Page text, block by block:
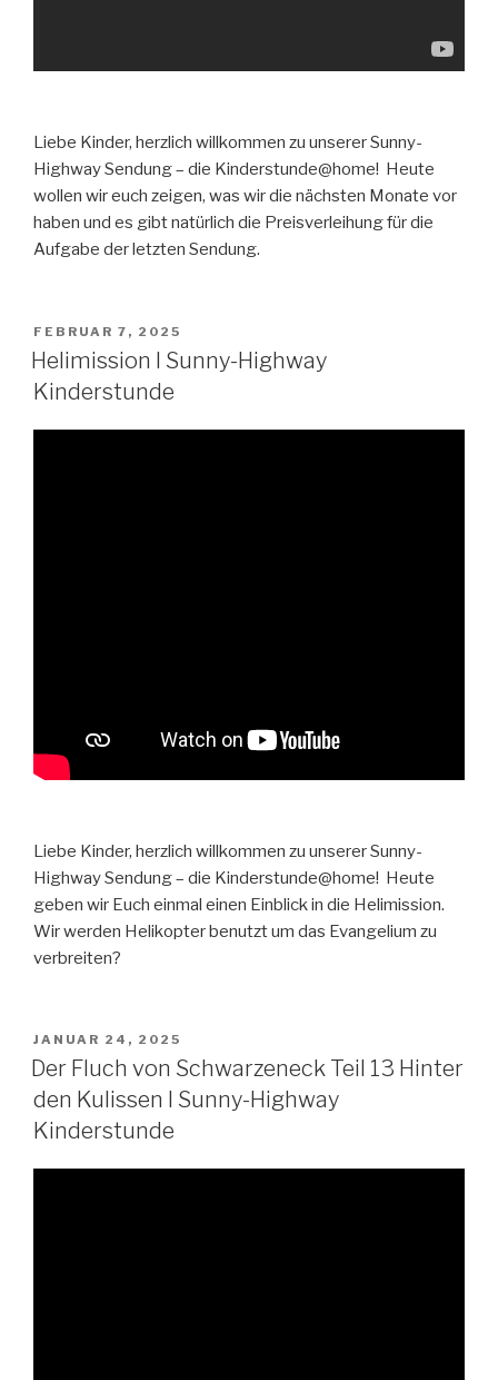
Liebe Kinder, herzlich willkommen zu unserer Sunny-
Highway Sendung – die Kinderstunde@home! Heute
wollen wir euch zeigen, was wir die nächsten Monate vor
haben und es gibt natürlich die Preisverleihung für die
Aufgabe der letzten Sendung.
VERÖFFENTLICHT
AM
FEBRUAR 7, 2025
Helimission I Sunny-Highway
Kinderstunde
Liebe Kinder, herzlich willkommen zu unserer Sunny-
Highway Sendung – die Kinderstunde@home! Heute
geben wir Euch einmal einen Einblick in die Helimission.
Wir werden Helikopter benutzt um das Evangelium zu
verbreiten?
VERÖFFENTLICHT
AM
JANUAR 24, 2025
Der Fluch von Schwarzeneck Teil 13 Hinter
den Kulissen I Sunny-Highway
Kinderstunde